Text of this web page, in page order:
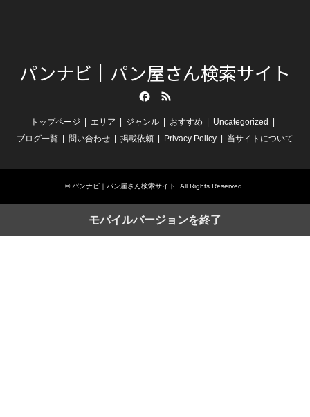
パンナビ｜パン屋さん検索サイト
トップページ エリア ジャンル おすすめ
Uncategorized
ブログ一覧
問い合わせ 掲載依頼 Privacy Policy 当サイトについて
©パンナビ｜パン屋さん検索サイト. All Rights Reserved.
モバイルバージョンを終了